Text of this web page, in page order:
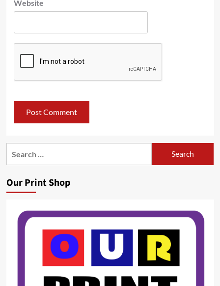
Website
Our Print Shop